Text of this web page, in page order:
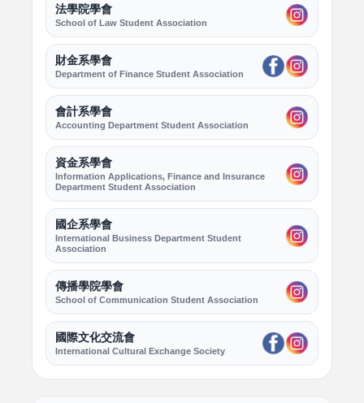
法學院學會
School of Law Student Association
財金系學會
Department of Finance Student Association
會計系學會
Accounting Department Student Association
資金系學會
Information Applications, Finance and Insurance
Department Student Association
國企系學會
International Business Department Student
Association
傳播學院學會
School of Communication Student Association
國際文化交流會
International Cultural Exchange Society